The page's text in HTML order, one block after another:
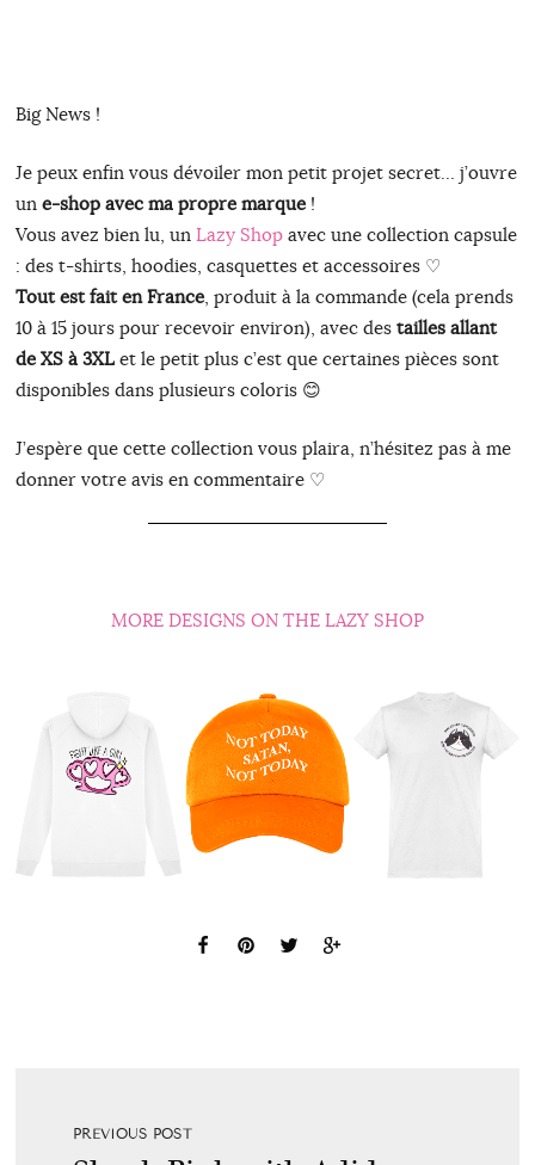
Big News !
Je peux enfin vous dévoiler mon petit projet secret… j’ouvre
un e-shop avec ma propre marque!
Vous avez bien lu, un Lazy Shopavec une collection capsule
: des t-shirts, hoodies, casquettes et accessoires ♡
Tout est fait en France, produit à la commande (cela prends
10 à 15 jours pour recevoir environ), avec des tailles allant
de XS à 3XLet le petit plus c’est que certaines pièces sont
disponibles dans plusieurs coloris 😊
J’espère que cette collection vous plaira, n’hésitez pas à me
donner votre avis en commentaire ♡
MORE DESIGNS ON THE LAZY SHOP
PREVIOUS POST